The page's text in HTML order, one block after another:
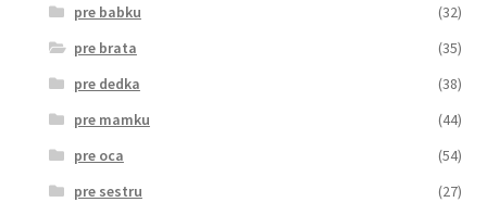
pre babku
(32)
pre brata
(35)
pre dedka
(38)
pre mamku
(44)
pre oca
(54)
pre sestru
(27)